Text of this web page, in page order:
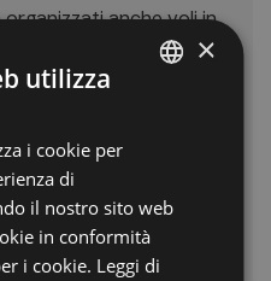
anche voli in
Val Pusteria
e paesaggi alpini
all’autunno
esperti.
ENGLISH
×
utilizza
i cookie per
di
il nostro sito web
in conformità
i cookie. Leggi di